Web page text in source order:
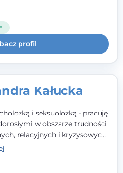
opartym na
i podmiotowości klienta.
profil
Kałucka
i seksuolożką - pracuję
w obszarze trudności
relacyjnych i kryzysowych,
po doświadczeniach
psychologię
studia podyplomowe z